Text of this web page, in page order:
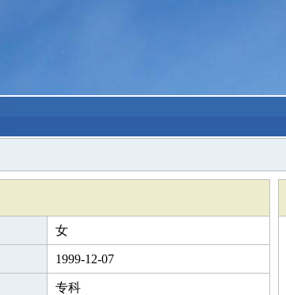
女
1999-12-07
专科